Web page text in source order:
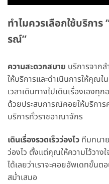
ทำไมควรเลือกใช้บริกา
รณ์”
ความสะดวกสบาย บริการจาก
ให้บริการและดำเนินการให้คุณ
เวลาเดินทางไปเดินเรื่องเอง
ด้วยประสบการณ์คอยให้บริกา
บริการทั่วราชอาณาจักร
เดินเรื่องรวดเร็วว่องไว ทีมทนา
ว่องไว ตั้งแต่คุณให้ความไว้วาง
ได้เลยว่าเราจะคอยอัพเดทขั้นต
สม่ำเสมอ